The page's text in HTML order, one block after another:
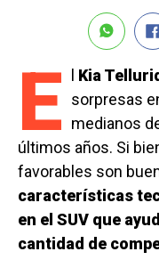
E Kia
sorpresas
medianos
últimos años. Si
favorables son
características
en el SUV que
cantidad de